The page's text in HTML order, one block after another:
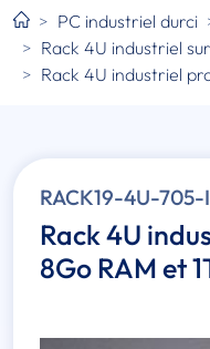
PC industriel durci
Rack 4U industriel
Rack 4U industriel
RACK19-4U-
Rack 4U
8Go RAM et